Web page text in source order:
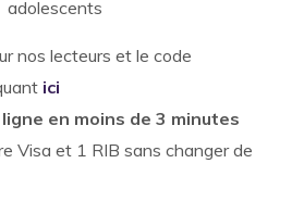
nos lecteurs et le code
ici
en moins de 3 minutes
Visa et 1 RIB sans changer de